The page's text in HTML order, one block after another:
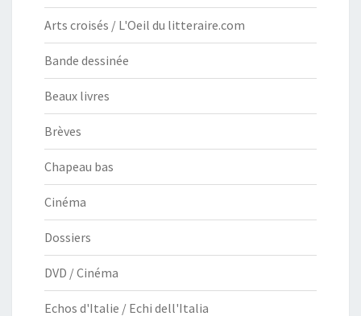
Arts croisés / L'Oeil du litteraire.com
Bande dessinée
Beaux livres
Brèves
Chapeau bas
Cinéma
Dossiers
DVD / Cinéma
Echos d'Italie / Echi dell'Italia